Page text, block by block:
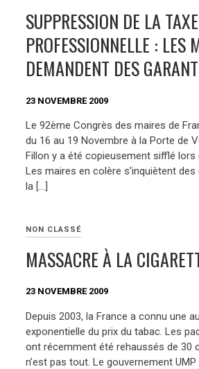
SUPPRESSION DE LA TAXE
PROFESSIONNELLE : LES
DEMANDENT DES
23 NOVEMBRE 2009
Le 92ème Congrès des maires de
du 16 au 19 Novembre à la Porte de
Fillon y a été copieusement sifflé lors
Les maires en colère s’inquiètent
la […]
NON CLASSÉ
MASSACRE À LA
23 NOVEMBRE 2009
Depuis 2003, la France a connu une
exponentielle du prix du tabac. Les
ont récemment été rehaussés de 30
n’est pas tout. Le gouvernement